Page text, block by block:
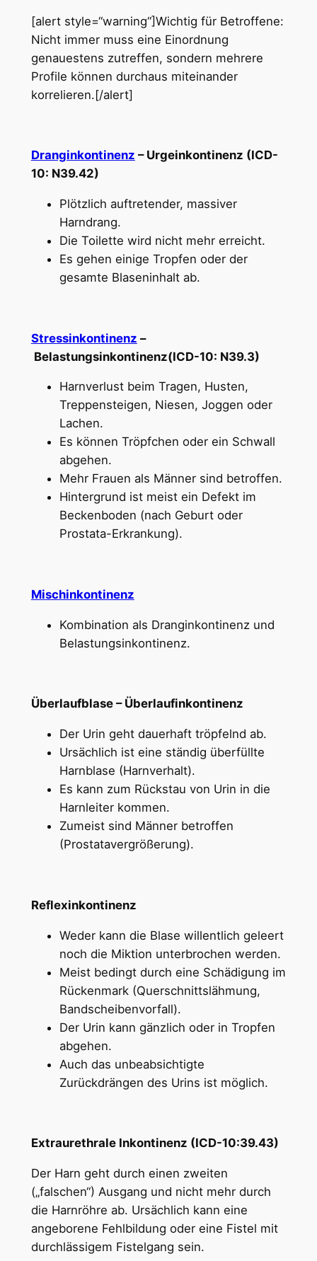
[alert style=“warning“]Wichtig für Betroffene:
Nicht immer muss eine Einordnung
genauestens zutreffen, sondern mehrere
Profile können durchaus miteinander
korrelieren.[/alert]
Dranginkontinenz – Urgeinkontinenz (ICD-
10: N39.42)
Plötzlich auftretender, massiver
Harndrang.
Die Toilette wird nicht mehr erreicht.
Es gehen einige Tropfen oder der
gesamte Blaseninhalt ab.
Stressinkontinenz –
Belastungsinkontinenz(ICD-10: N39.3)
Harnverlust beim Tragen, Husten,
Treppensteigen, Niesen, Joggen oder
Lachen.
Es können Tröpfchen oder ein Schwall
abgehen.
Mehr Frauen als Männer sind betroffen.
Hintergrund ist meist ein Defekt im
Beckenboden (nach Geburt oder
Prostata-Erkrankung).
Mischinkontinenz
Kombination als Dranginkontinenz und
Belastungsinkontinenz.
Überlaufblase – Überlaufinkontinenz
Der Urin geht dauerhaft tröpfelnd ab.
Ursächlich ist eine ständig überfüllte
Harnblase (Harnverhalt).
Es kann zum Rückstau von Urin in die
Harnleiter kommen.
Zumeist sind Männer betroffen
(Prostatavergrößerung).
Reflexinkontinenz
Weder kann die Blase willentlich geleert
noch die Miktion unterbrochen werden.
Meist bedingt durch eine Schädigung im
Rückenmark (Querschnittslähmung,
Bandscheibenvorfall).
Der Urin kann gänzlich oder in Tropfen
abgehen.
Auch das unbeabsichtigte
Zurückdrängen des Urins ist möglich.
Extraurethrale Inkontinenz (ICD-10:39.43)
Der Harn geht durch einen zweiten
(„falschen“) Ausgang und nicht mehr durch
die Harnröhre ab. Ursächlich kann eine
angeborene Fehlbildung oder eine Fistel mit
durchlässigem Fistelgang sein.